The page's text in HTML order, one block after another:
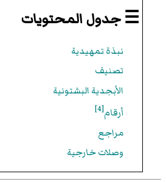
☰ جدول المحتويات
نبذة تمهيدية
تصنيف
الأبجدية البشتونية
أرقام[4]
مراجع
وصلات خارجية